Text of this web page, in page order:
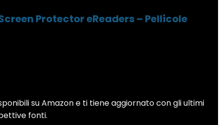
Protector eReaders – Pellicole
su Amazon e ti tiene aggiornato con gli ultimi
fonti.